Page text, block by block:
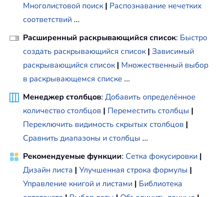
Многолистовой поиск | Распознавание нечетких
соответствий ...
Расширенный раскрывающийся список: Быстро
создать раскрывающийся список | Зависимый
раскрывающийся список | Множественный выбор
в раскрывающемся списке ...
Менеджер столбцов: Добавить определённое
количество столбцов | Переместить столбцы |
Переключить видимость скрытых столбцов |
Сравнить диапазоны и столбцы ...
Рекомендуемые функции: Сетка фокусировки |
Дизайн листа | Улучшенная строка формулы |
Управление книгой и листами | Библиотека